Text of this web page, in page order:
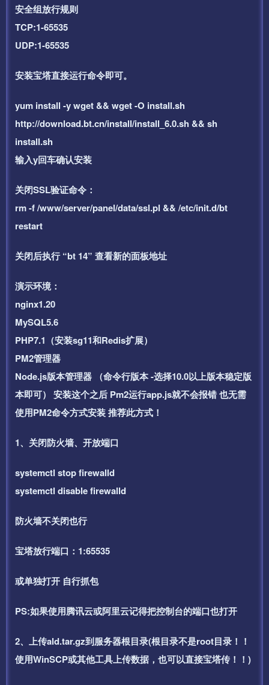
安全组放行规则
TCP:1-65535
UDP:1-65535
安装宝塔直接运行命令即可。
yum install -y wget && wget -O install.sh
http://download.bt.cn/install/install_6.0.sh && sh
install.sh
输入y回车确认安装
关闭SSL验证命令：
rm -f /www/server/panel/data/ssl.pl && /etc/init.d/bt
restart
关闭后执行 “bt 14” 查看新的面板地址
演示环境：
nginx1.20
MySQL5.6
PHP7.1（安装sg11和Redis扩展）
PM2管理器
Node.js版本管理器 （命令行版本 -选择10.0以上版本稳定版
本即可） 安装这个之后 Pm2运行app.js就不会报错 也无需
使用PM2命令方式安装 推荐此方式！
1、关闭防火墙、开放端口
systemctl stop firewalld
systemctl disable firewalld
防火墙不关闭也行
宝塔放行端口：1:65535
或单独打开 自行抓包
PS:如果使用腾讯云或阿里云记得把控制台的端口也打开
2、上传ald.tar.gz到服务器根目录(根目录不是root目录！！
使用WinSCP或其他工具上传数据，也可以直接宝塔传！！)